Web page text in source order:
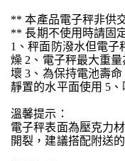
** 本產品電子秤非供
** 長期不使用時請固
1、秤面防潑水但電子
燥 2、電子秤最大重
壞 3、為保持電池壽
靜置的水平面使用 5
溫馨提示：
電子秤表面為壓克力
開裂，建議搭配附送